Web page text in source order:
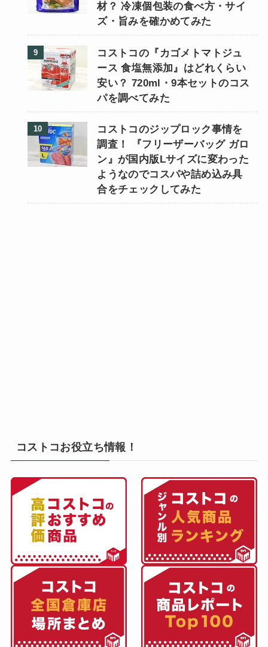
材？ 冷凍個包装の食べ方・サイ
ズ・旨みを確かめてみた
コストコの『カゴメトマトジュ
ース 食塩無添加』はどれくらい
安い？ 720ml・9本セットのコス
パを調べてみた
コストコのジップロック事情を
調査！ 『フリーザーバッグ ガロ
ン』が国内版Lサイズに変わった
ようなのでコスパや詰め込み具
合をチェックしてみた
コストコお役立ち情報！